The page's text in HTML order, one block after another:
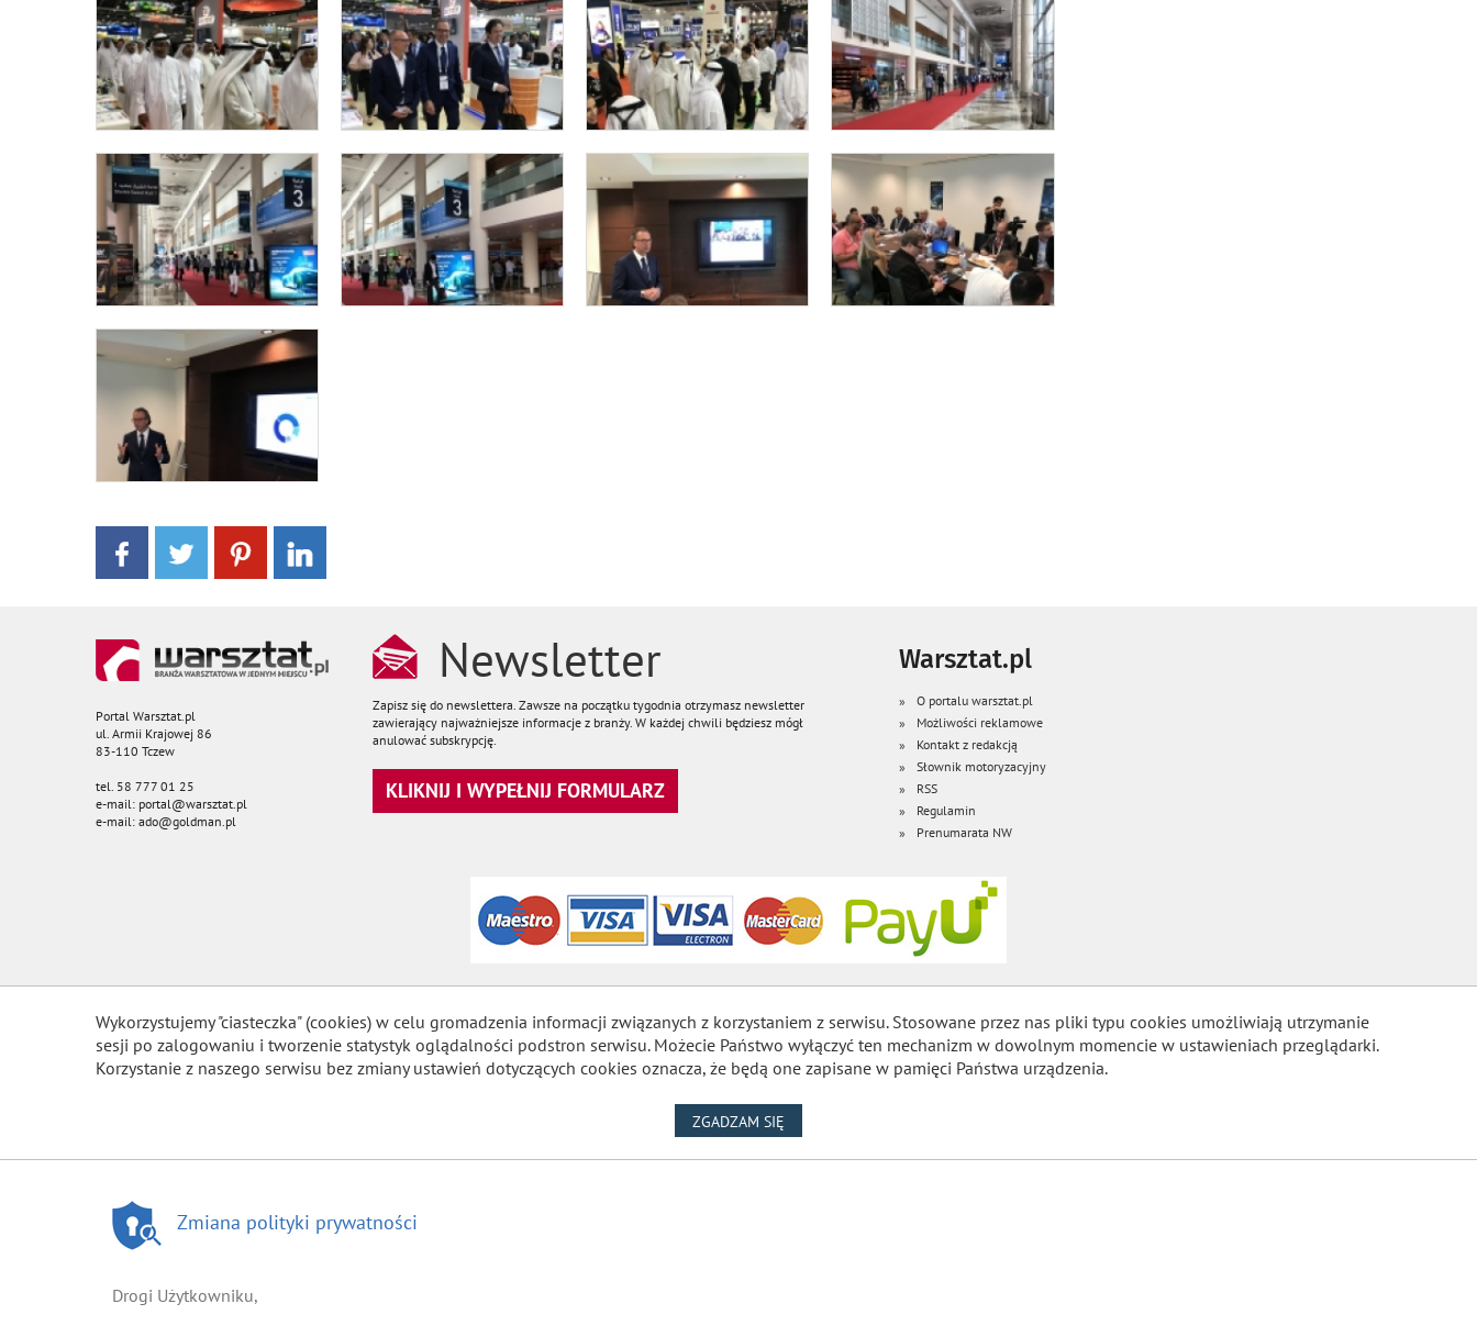
Portal Warsztat.pl
ul. Armii Krajowej 86
83-110 Tczew
tel. 58 777 01 25
e-mail: portal@warsztat.pl
e-mail: ado@goldman.pl
Newsletter
Zapisz się do newslettera. Zawsze na początku tygodnia otrzymasz newsletter
zawierający najważniejsze informacje z branży. W każdej chwili będziesz mógł
anulować subskrypcję.
KLIKNIJ I WYPEŁNIJ FORMULARZ
Warsztat.pl
O portalu warsztat.pl
Możliwości reklamowe
Kontakt z redakcją
Słownik motoryzacyjny
RSS
Regulamin
Prenumarata NW
Wykorzystujemy "ciasteczka" (cookies) w celu gromadzenia informacji związanych z korzystaniem z serwisu. Stosowane przez nas pliki typu cookies umożliwiają utrzymanie
sesji po zalogowaniu i tworzenie statystyk oglądalności podstron serwisu. Możecie Państwo wyłączyć ten mechanizm w dowolnym momencie w ustawieniach przeglądarki.
Korzystanie z naszego serwisu bez zmiany ustawień dotyczących cookies oznacza, że będą one zapisane w pamięci Państwa urządzenia.
ZGADZAM SIĘ
Zmiana polityki prywatności
Drogi Użytkowniku,